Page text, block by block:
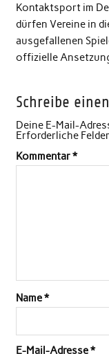
Kontaktsport im
dürfen Vereine in
ausgefallenen
offizielle
Schreibe
Deine E-Mail-
Erforderliche
Kommentar*
Name*
E-Mail-Adresse*